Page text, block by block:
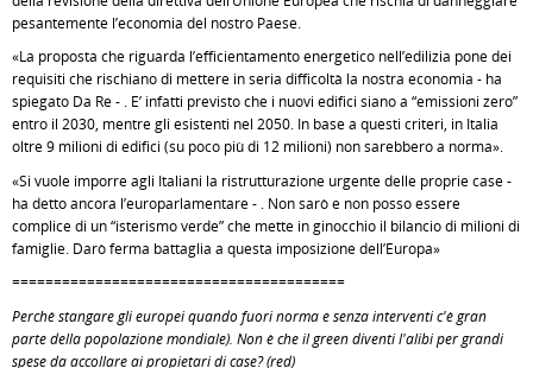
pesantemente l’economia del nostro Paese.
«La proposta che riguarda l’efficientamento energetico nell’edilizia pone dei
requisiti che rischiano di mettere in seria difficoltà la nostra economia - ha
spiegato Da Re - . E’ infatti previsto che i nuovi edifici siano a “emissioni zero”
entro il 2030, mentre gli esistenti nel 2050. In base a questi criteri, in Italia
oltre 9 milioni di edifici (su poco più di 12 milioni) non sarebbero a norma».
«Si vuole imporre agli Italiani la ristrutturazione urgente delle proprie case -
ha detto ancora l’europarlamentare - . Non sarò e non posso essere
complice di un “isterismo verde” che mette in ginocchio il bilancio di milioni di
famiglie. Darò ferma battaglia a questa imposizione dell’Europa»
========================================
Perchè stangare gli europei quando fuori norma e senza interventi c'è gran
parte della popolazione mondiale). Non è che il green diventi l'alibi per grandi
spese da accollare ai propietari di case? (red)